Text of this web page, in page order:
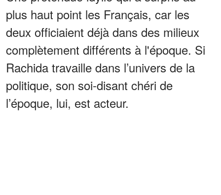
plus haut point les Français, car les
deux officiaient déjà dans des milieux
complètement différents à l'époque. Si
Rachida travaille dans l’univers de la
politique, son soi-disant chéri de
l’époque, lui, est acteur.